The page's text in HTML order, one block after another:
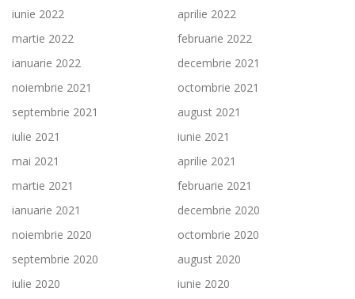
iunie 2022
aprilie 2022
martie 2022
februarie 2022
ianuarie 2022
decembrie 2021
noiembrie 2021
octombrie 2021
septembrie 2021
august 2021
iulie 2021
iunie 2021
mai 2021
aprilie 2021
martie 2021
februarie 2021
ianuarie 2021
decembrie 2020
noiembrie 2020
octombrie 2020
septembrie 2020
august 2020
iulie 2020
iunie 2020